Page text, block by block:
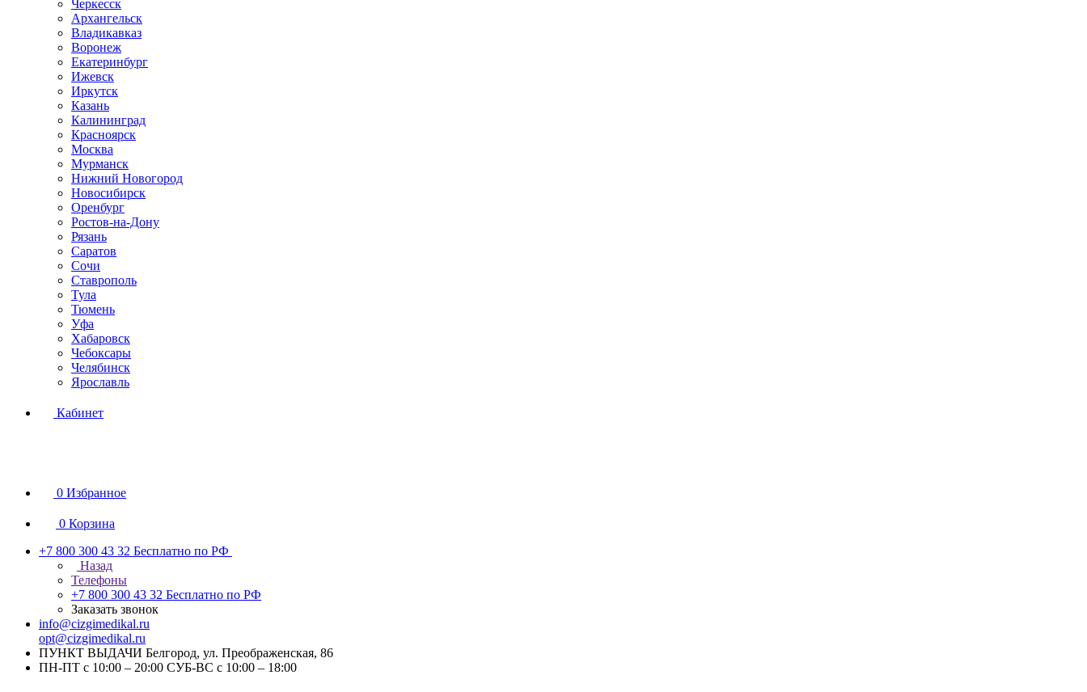
Черкесск
Архангельск
Владикавказ
Воронеж
Екатеринбург
Ижевск
Иркутск
Казань
Калининград
Красноярск
Москва
Мурманск
Нижний Новогород
Новосибирск
Оренбург
Ростов-на-Дону
Рязань
Саратов
Сочи
Ставрополь
Тула
Тюмень
Уфа
Хабаровск
Чебоксары
Челябинск
Ярославль
Кабинет
0 Избранное
0 Корзина
+7 800 300 43 32 Бесплатно по РФ
Назад
Телефоны
+7 800 300 43 32 Бесплатно по РФ
Заказать звонок
info@cizgimedikal.ru
opt@cizgimedikal.ru
ПУНКТ ВЫДАЧИ Белгород, ул. Преображенская, 86
ПН-ПТ с 10:00 – 20:00 СУБ-ВС с 10:00 – 18:00